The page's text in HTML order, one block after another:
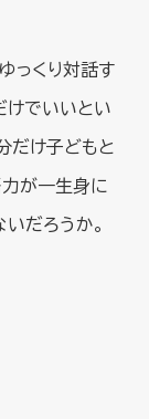
っくり対話す
けでいいとい
だけ子どもと
が一生身に
だろうか。